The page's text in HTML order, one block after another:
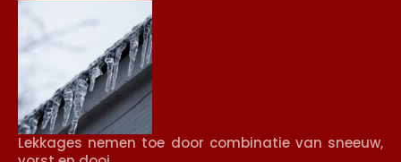
Lekkages nemen toe door combinatie van sneeuw,